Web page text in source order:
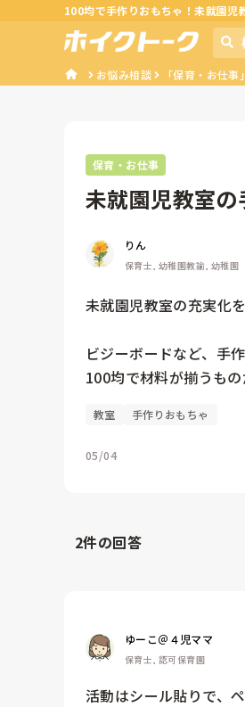
100均で手作りおもちゃ！未就園児
お悩み相談 「保育・お仕
保育・お仕事
未就園児教室
りん
保育士, 幼稚園教諭, 幼稚園
未就園児教室の充実化を
ビジーボードなど、手
100均で材料が揃うもの
教室 手作りおもちゃ
05/04
2件の回答
ゆーこ＠４児ママ
保育士, 認可保育園
活動はシール貼りで、